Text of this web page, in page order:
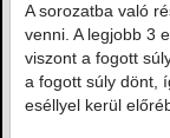
A sorozatba való
venni. A legjobb 3
viszont a fogott
a fogott súly dönt,
eséllyel kerül